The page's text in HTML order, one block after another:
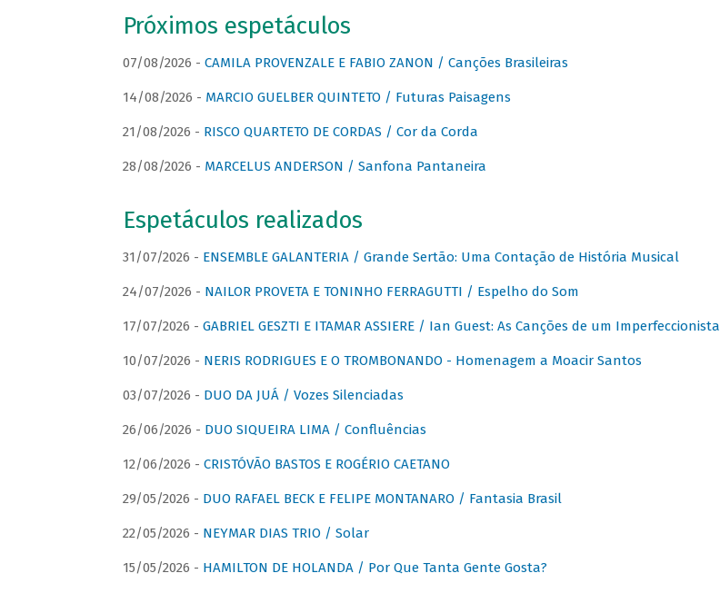
Próximos espetáculos
07/08/2026 - CAMILA PROVENZALE E FABIO ZANON / Canções Brasileiras
14/08/2026 - MARCIO GUELBER QUINTETO / Futuras Paisagens
21/08/2026 - RISCO QUARTETO DE CORDAS / Cor da Corda
28/08/2026 - MARCELUS ANDERSON / Sanfona Pantaneira
Espetáculos realizados
31/07/2026 - ENSEMBLE GALANTERIA / Grande Sertão: Uma Contação de História Musical
24/07/2026 - NAILOR PROVETA E TONINHO FERRAGUTTI / Espelho do Som
17/07/2026 - GABRIEL GESZTI E ITAMAR ASSIERE / Ian Guest: As Canções de um Imperfeccionista
10/07/2026 - NERIS RODRIGUES E O TROMBONANDO - Homenagem a Moacir Santos
03/07/2026 - DUO DA JUÁ / Vozes Silenciadas
26/06/2026 - DUO SIQUEIRA LIMA / Confluências
12/06/2026 - CRISTÓVÃO BASTOS E ROGÉRIO CAETANO
29/05/2026 - DUO RAFAEL BECK E FELIPE MONTANARO / Fantasia Brasil
22/05/2026 - NEYMAR DIAS TRIO / Solar
15/05/2026 - HAMILTON DE HOLANDA / Por Que Tanta Gente Gosta?